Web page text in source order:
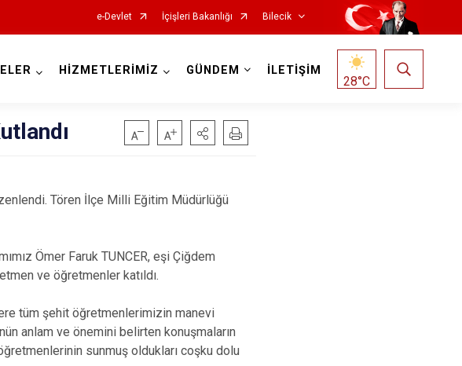
e-Devlet İçişleri Bakanlığı Bilecik
Bozüyük
Gölpazarı
Osmaneli
Pazaryeri
HİZMETLERİMİZ GÜNDEM İLETİŞİM
28°C
Tören İlçe Milli Eğitim Müdürlüğü
Ömer Faruk TUNCER, eşi Çiğdem
ve öğretmenler katıldı.
tüm şehit öğretmenlerimizin manevi
anlam ve önemini belirten konuşmaların
sunmuş oldukları coşku dolu